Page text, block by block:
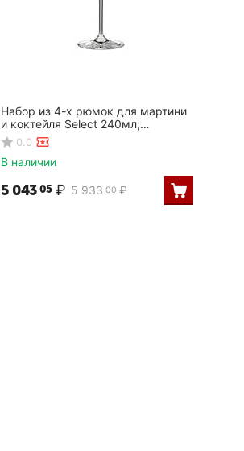
Набор из 4-х рюмок для мартини
и коктейля Select 240мл;
D=12,5,H=23см, Rona
0.0
В наличии
5 933 00 ₽
5 04305 ₽